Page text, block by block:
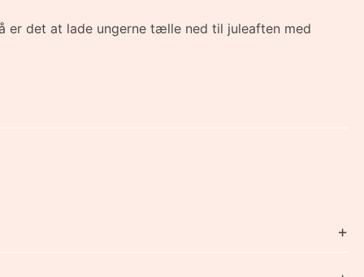
er det at lade ungerne tælle ned til juleaften med